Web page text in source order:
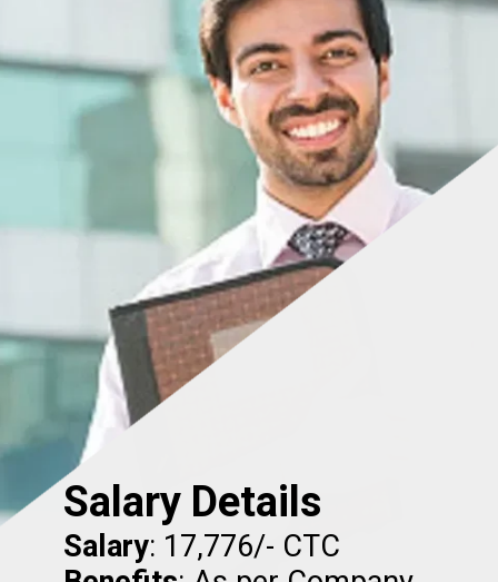
Salary Details
Salary